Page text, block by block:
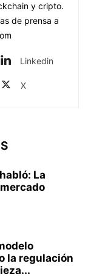
y cripto.
de prensa a
Linkedin
X
La
la regulación